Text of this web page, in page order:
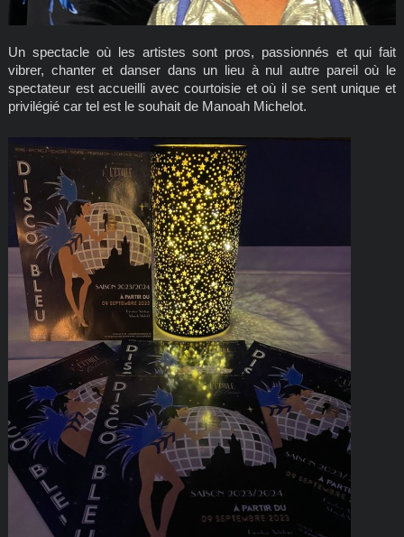
Un spectacle où les artistes sont pros, passionnés et qui fait
vibrer, chanter et danser dans un lieu à nul autre pareil où le
spectateur est accueilli avec courtoisie et où il se sent unique et
privilégié car tel est le souhait de Manoah Michelot.